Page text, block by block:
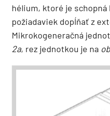
hélium, ktoré je
požiadaviek dopĺňať z
Mikrokogeneračná
2a, rez jednotkou je na